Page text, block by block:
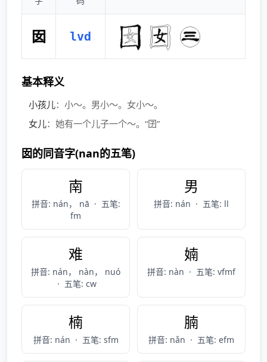
囡 lvd
基本释义
小孩儿：小～。男小～。女小～。
女儿：她有一个儿子一个～。“囝”
囡的同音字(nan的五笔)
南
拼音: nán， nā · 五笔:
fm
男
拼音: nán · 五笔: ll
难
拼音: nán， nàn， nuó
· 五笔: cw
婻
拼音: nàn · 五笔: vfmf
楠
拼音: nán · 五笔: sfm
腩
拼音: nǎn · 五笔: efm